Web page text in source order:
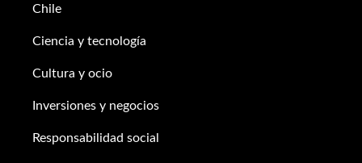
Chile
Ciencia y tecnología
Cultura y ocio
Inversiones y negocios
Responsabilidad social